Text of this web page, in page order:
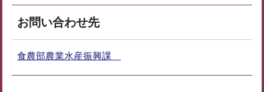
お問い合わせ先
食農部農業水産振興課